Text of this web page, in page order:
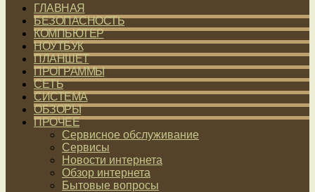
ГЛАВНАЯ
БЕЗОПАСНОСТЬ
КОМПЬЮТЕР
НОУТБУК
ПЛАНШЕТ
ПРОГРАММЫ
СЕТЬ
СИСТЕМА
ОБЗОРЫ
ПРОЧЕЕ
Сервисное обслуживание
Сервисы
Новости интернета
Обзор интернета
Бытовые вопросы